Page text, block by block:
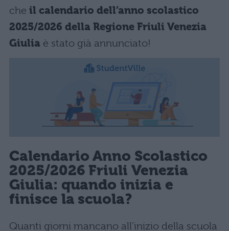
che il calendario dell’anno scolastico
2025/2026 della Regione Friuli Venezia
Giulia è stato già annunciato!
Calendario Anno Scolastico
2025/2026 Friuli Venezia
Giulia: quando inizia e
finisce la scuola?
Quanti giorni mancano all’inizio della scuola